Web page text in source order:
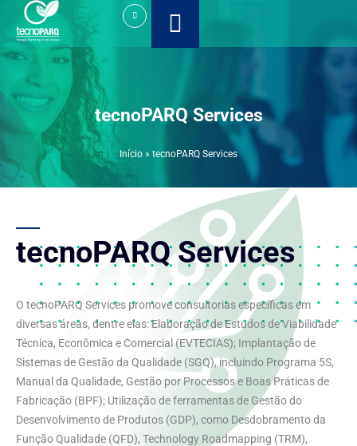
para
o
conteúdo
tecnoPARQ Services
Início » tecnoPARQ Services
tecnoPARQ Services
O tecnoPARQ Services promove consultorias específicas em
diversas áreas, dentre elas: Elaboração de Estudos de Viabilidade
Técnica, Econômica e Comercial (EVTECIAS); Implantação de
Sistemas de Gestão da Qualidade (SGQ), incluindo Programa 5S,
Manual da Qualidade, Gestão por Processos e Boas Práticas de
Fabricação (BPF); Utilização de ferramentas de Gestão do
Desenvolvimento de Produtos (GDP), como Desdobramento da
Função Qualidade (QFD), Technology Roadmapping (TRM),